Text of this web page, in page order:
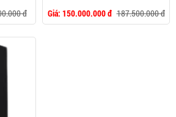
đ Giá: 150.000.000 đ 187.500.000 đ